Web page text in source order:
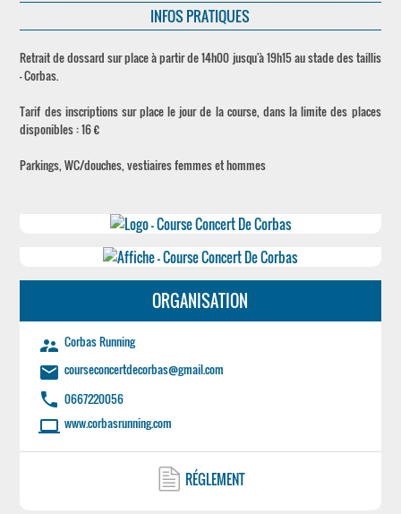
INFOS PRATIQUES
Retrait de dossard sur place à partir de 14h00 jusqu'à 19h15 au stade des taillis
- Corbas.
Tarif des inscriptions sur place le jour de la course, dans la limite des places
disponibles : 16 €
Parkings, WC/douches, vestiaires femmes et hommes
ORGANISATION
supervisor_account Corbas Running
email courseconcertdecorbas@gmail.com
phone 0667220056
laptop www.corbasrunning.com
RÉGLEMENT